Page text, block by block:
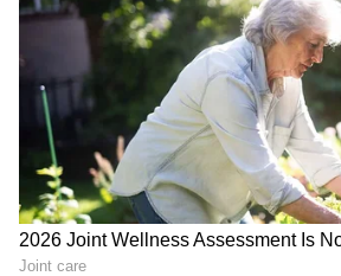
Related Articles
Rachita Ram: ಮದುವೆ, ಪ್ರೀತಿ, ಡೈವೋರ್ಸ್
ರಚಿತಾ ನೇರ ಮಾತು: 14 ವರ್ಷದ ಸಿನಿ
ಅನುಭವ ಹಂಚಿಕೆ
ಬೆಂಗಳೂರಿಗರೇ ಗಮನಿಸಿ, ಇಂದು
ನಗರದ ಹಲವೆಡೆ 7 ಗಂಟೆ ಪವರ್
ಕಟ್!; ನಿಮ್ಮ ಏರಿಯಾ ಲಿಸ್ಟಲ್ಲಿದ್ಯಾ
ಚೆಕ್ ಮಾಡಿ
ಏನಿದು